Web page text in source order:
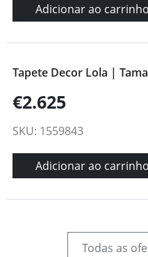
Adicionar ao carrinho
Tapete Decor Lola |
€2.625
SKU: 1559843
Adicionar ao carrinho
Todas as